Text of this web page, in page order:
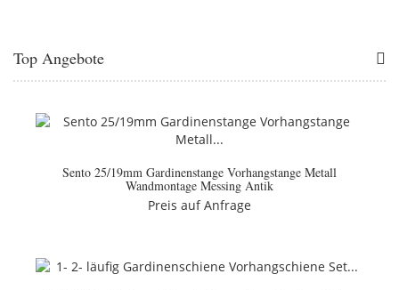
Top Angebote
Sento 25/19mm Gardinenstange Vorhangstange Metall
Wandmontage Messing Antik
Preis auf Anfrage